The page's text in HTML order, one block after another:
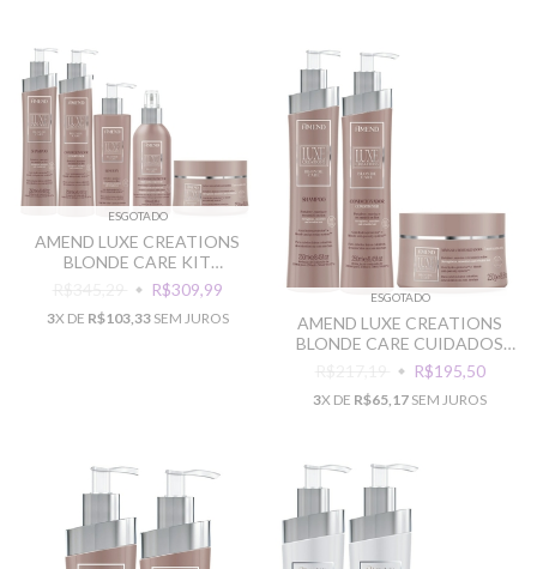
ESGOTADO
AMEND LUXE CREATIONS
BLONDE CARE KIT
RECONSTRUCAO CAB
LOIROS
R$345,29 R$309,99
3X DE R$103,33SEM JUROS
ESGOTADO
AMEND LUXE CREATIONS
BLONDE CARE CUIDADOS
COM CABELOS LOIROS
R$217,19 R$195,50
3X DE R$65,17 SEM JUROS